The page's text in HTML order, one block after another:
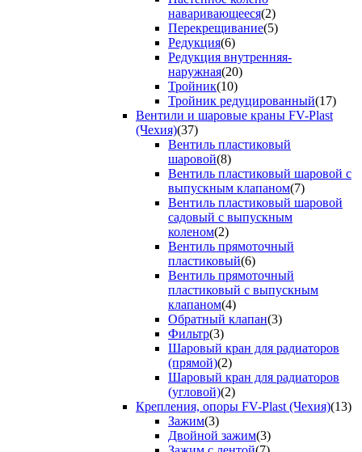
наваривающееся(2)
Перекрещивание(5)
Редукция(6)
Редукция внутренняя-
наружная(20)
Тройник(10)
Тройник редуцированный(17)
Вентили и шаровые краны FV-Plast
(Чехия)(37)
Вентиль пластиковый
шаровой(8)
Вентиль пластиковый шаровой с
выпускным клапаном(7)
Вентиль пластиковый шаровой
садовый с выпускным
коленом(2)
Вентиль прямоточный
пластиковый(6)
Вентиль прямоточный
пластиковый с выпускным
клапаном(4)
Обратный клапан(3)
Фильтр(3)
Шаровый кран для радиаторов
(прямой)(2)
Шаровый кран для радиаторов
(угловой)(2)
Крепления, опоры FV-Plast (Чехия)(13)
Зажим(3)
Двойной зажим(3)